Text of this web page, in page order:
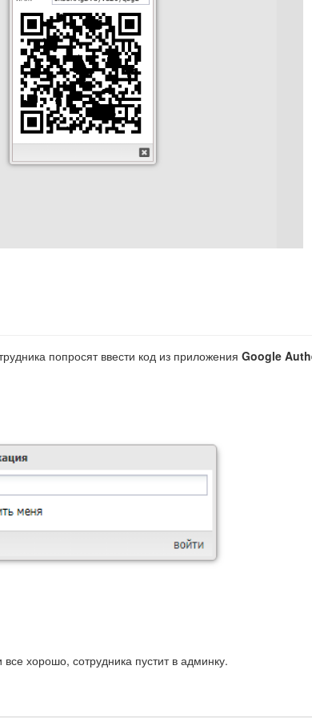
попросят ввести код из приложения Google
хорошо, сотрудника пустит в админку.